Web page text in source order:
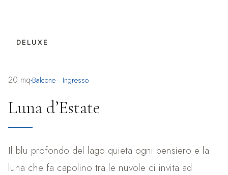
DELUXE
20 mq Balcone · Ingresso
Luna d’Estate
Il blu profondo del lago quieta ogni pensiero e la
luna che fa capolino tra le nuvole ci invita ad